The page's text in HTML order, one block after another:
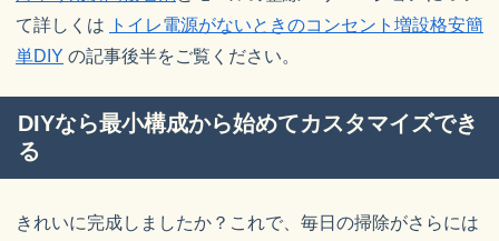
て詳しくは
トイレ電源がないときのコンセント増設格安簡
単DIY の記事後半をご覧ください。
DIYなら最小構成から始めてカスタマイズでき
る
きれいに完成しましたか？これで、毎日の掃除がさらには